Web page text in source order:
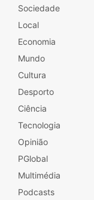
Sociedade
Local
Economia
Mundo
Cultura
Desporto
Ciência
Tecnologia
Opinião
PGlobal
Multimédia
Podcasts